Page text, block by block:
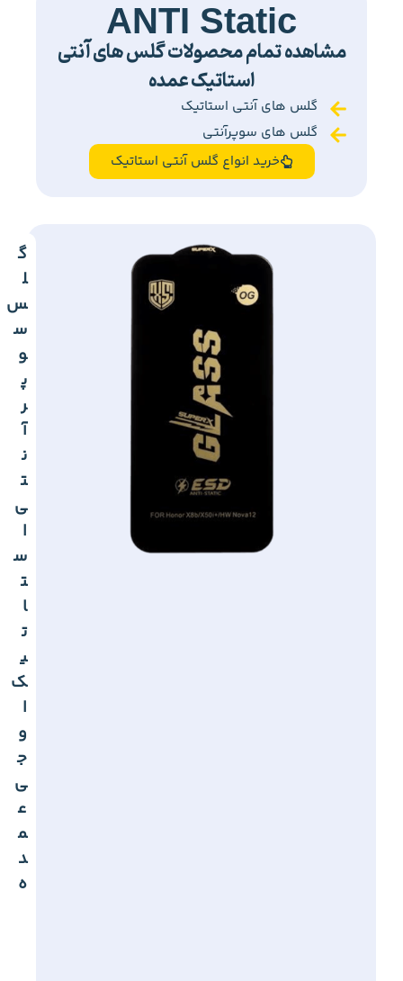
ANTI Static
مشاهده تمام محصولات گلس های آنتی
استاتیک عمده
گلس های آنتی استاتیک
گلس های سوپرآنتی
خرید انواع گلس آنتی استاتیک
گ
ل
س
س
و
پ
ر
آ
ن
ت
ی
ا
س
ت
ا
ت
ی
ک
ا
و
ج
ی
ع
م
د
ه